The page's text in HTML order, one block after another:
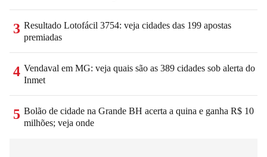
3 Resultado Lotofácil 3754: veja cidades das 199 apostas
premiadas
4 Vendaval em MG: veja quais são as 389 cidades sob alerta do
Inmet
5 Bolão de cidade na Grande BH acerta a quina e ganha R$ 10
milhões; veja onde